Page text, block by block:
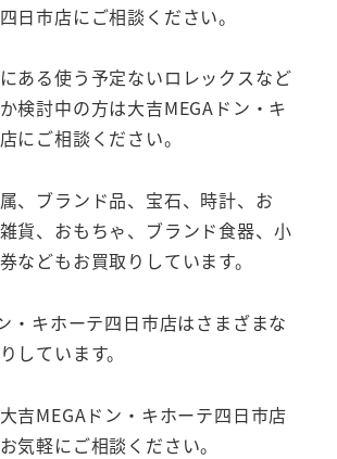
日市店にご相談ください。
ある使う予定ないロレックスなど
検討中の方は大吉MEGAドン・キ
にご相談ください。
、ブランド品、宝石、時計、お
貨、おもちゃ、ブランド食器、小
などもお買取りしています。
・キホーテ四日市店はさまざまな
しています。
吉MEGAドン・キホーテ四日市店
気軽にご相談ください。